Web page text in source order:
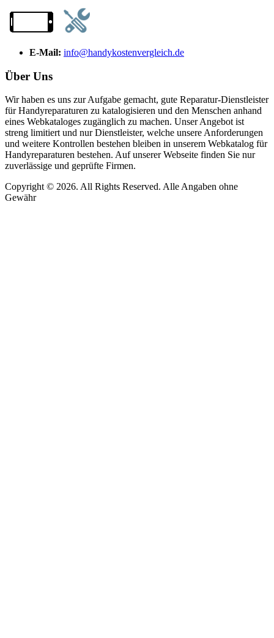
E-Mail: info@handykostenvergleich.de
Über Uns
Wir haben es uns zur Aufgabe gemacht, gute Reparatur-Dienstleister
für Handyreparaturen zu katalogisieren und den Menschen anhand
eines Webkataloges zugänglich zu machen. Unser Angebot ist
streng limitiert und nur Dienstleister, welche unsere Anforderungen
und weitere Kontrollen bestehen bleiben in unserem Webkatalog für
Handyreparaturen bestehen. Auf unserer Webseite finden Sie nur
zuverlässige und geprüfte Firmen.
Copyright © 2026. All Rights Reserved. Alle Angaben ohne
Gewähr